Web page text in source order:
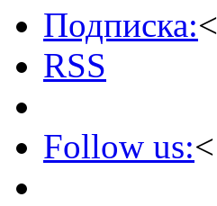
Подписка:<
RSS
Follow us:<